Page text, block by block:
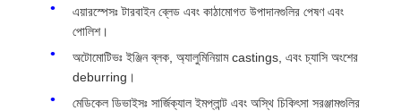
এয়ারস্পেসঃ টারবাইন ব্লেড এবং কাঠামোগত উপাদানগুলির পেষণ এবং
পোলিশ।
অটোমোটিভঃ ইঞ্জিন ব্লক, অ্যালুমিনিয়াম castings, এবং চ্যাসি অংশের
deburring।
মেডিকেল ডিভাইসঃ সার্জিক্যাল ইমপ্লান্ট এবং অস্থি চিকিৎসা সরঞ্জামগুলির